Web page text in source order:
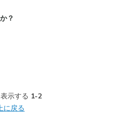
？
示する 1-2
に戻る